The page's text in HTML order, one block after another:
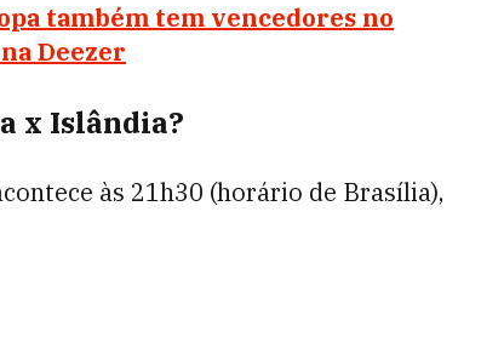
também tem vencedores no
Deezer
x Islândia?
às 21h30 (horário de Brasília),